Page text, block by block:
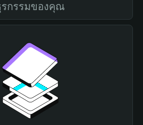
รกรรมของคุณ